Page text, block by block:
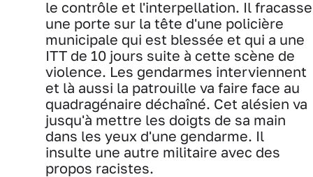
le contrôle et l'interpellation. Il fracasse
une porte sur la tête d'une policière
municipale qui est blessée et qui a une
ITT de 10 jours suite à cette scène de
violence. Les gendarmes interviennent
et là aussi la patrouille va faire face au
quadragénaire déchaîné. Cet alésien va
jusqu'à mettre les doigts de sa main
dans les yeux d'une gendarme. Il
insulte une autre militaire avec des
propos racistes.